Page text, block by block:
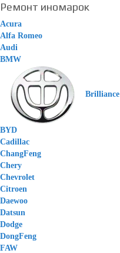
Ремонт иномарок
Acura
Alfa Romeo
Audi
BMW
Brilliance
BYD
Cadillac
ChangFeng
Chery
Chevrolet
Citroen
Daewoo
Datsun
Dodge
DongFeng
FAW